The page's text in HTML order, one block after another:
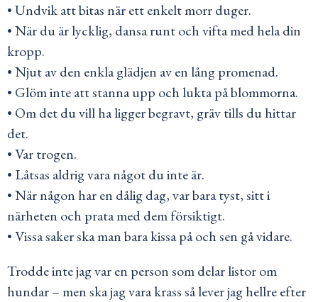
• Undvik att bitas när ett enkelt morr duger.
• När du är lycklig, dansa runt och vifta med hela din
kropp.
• Njut av den enkla glädjen av en lång promenad.
• Glöm inte att stanna upp och lukta på blommorna.
• Om det du vill ha ligger begravt, gräv tills du hittar
det.
• Var trogen.
• Låtsas aldrig vara något du inte är.
• När någon har en dålig dag, var bara tyst, sitt i
närheten och prata med dem försiktigt.
• Vissa saker ska man bara kissa på och sen gå vidare.
Trodde inte jag var en person som delar listor om
hundar – men ska jag vara krass så lever jag hellre efter